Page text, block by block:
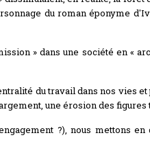
du roman éponyme
» dans une société en «
du travail dans nos vies
une érosion des figures
?), nous mettons